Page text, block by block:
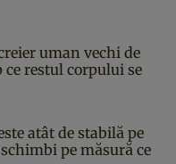
uman vechi de
ce restul corpului se
atât de stabilă pe
pe măsură ce